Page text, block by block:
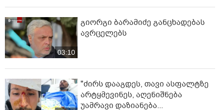
03:10
გიორგი ბარამიძე განცხადებას
ავრცელებს
"ძირს დააგდეს, თავი ასფალტზე
არტყმევინეს, აღენიშნება
უამრავი დაზიანება...